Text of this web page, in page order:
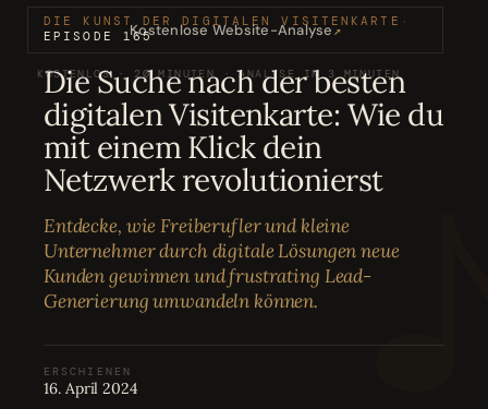
02 Bücher
Podcasts
04 Bewertungen
05 Karriere
06 Partnerprogramm
Kostenlose Website-Analyse↗
KOSTENLOS · 20 MINUTEN · ANALYSE IN 3 MINUTEN
DIE KUNST DER DIGITALEN VISITENKARTE ·
EPISODE 165
Die Suche nach der besten
digitalen Visitenkarte: Wie du
mit einem Klick dein
Netzwerk revolutionierst
Entdecke, wie Freiberufler und kleine
Unternehmer durch digitale Lösungen neue
Kunden gewinnen und frustrating Lead-
Generierung umwandeln können.
ERSCHIENEN
16. April 2024